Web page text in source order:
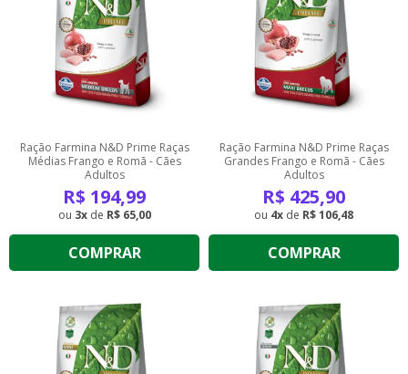
Ração Farmina N&D Prime Raças
Médias Frango e Romã - Cães
Adultos
R$ 194,99
3 de R$ 65,00
COMPRAR
Ração Farmina N&D Prime Raças
Grandes Frango e Romã - Cães
Adultos
R$ 425,90
4 de R$ 106,48
COMPRAR